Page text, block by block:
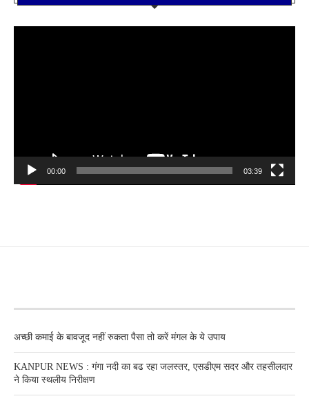
00:00 03:39
अच्छी कमाई के बावजूद नहीं रुकता पैसा तो करें मंगल के ये उपाय
KANPUR NEWS : गंगा नदी का बढ रहा जलस्तर, एसडीएम सदर और तहसीलदार
ने किया स्थलीय निरीक्षण